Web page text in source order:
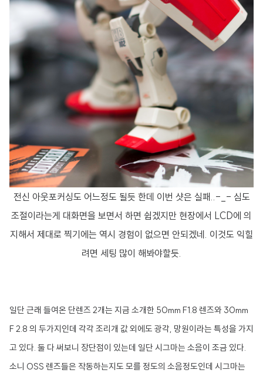
전신 아웃포커싱도 어느정도 될듯 한데 이번 샷은 실패..-_- 심도
조절이라는게 대화면을 보면서 하면 쉽겠지만 현장에서 LCD에 의
지해서 제대로 찍기에는 역시 경험이 없으면 안되겠네. 이것도 익힐
려면 세팅 많이 해봐야할듯.
일단 근래 들여온 단렌즈 2개는 지금 소개한 50mm F1.8 렌즈와 30mm
F 2.8 의 두가지인데 각각 조리개 값 외에도 광각, 망원이라는 특성을 가지
고 있다. 둘 다 써보니 장단점이 있는데 일단 시그마는 소음이 조금 있다.
소니 OSS 렌즈들은 작동하는지도 모를 정도의 소음정도인데 시그마는